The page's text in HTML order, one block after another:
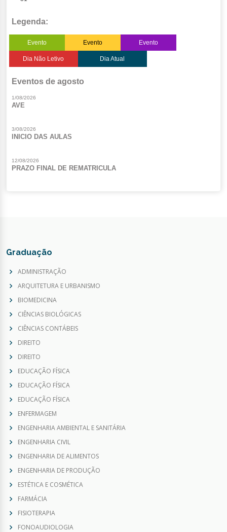
Legenda:
Evento Evento Evento
Dia Não Letivo Dia Atual
Eventos de agosto
1/08/2026
AVE
3/08/2026
INICIO DAS AULAS
12/08/2026
PRAZO FINAL DE REMATRICULA
Graduação
ADMINISTRAÇÃO
ARQUITETURA E URBANISMO
BIOMEDICINA
CIÊNCIAS BIOLÓGICAS
CIÊNCIAS CONTÁBEIS
DIREITO
DIREITO
EDUCAÇÃO FÍSICA
EDUCAÇÃO FÍSICA
EDUCAÇÃO FÍSICA
ENFERMAGEM
ENGENHARIA AMBIENTAL E SANITÁRIA
ENGENHARIA CIVIL
ENGENHARIA DE ALIMENTOS
ENGENHARIA DE PRODUÇÃO
ESTÉTICA E COSMÉTICA
FARMÁCIA
FISIOTERAPIA
FONOAUDIOLOGIA